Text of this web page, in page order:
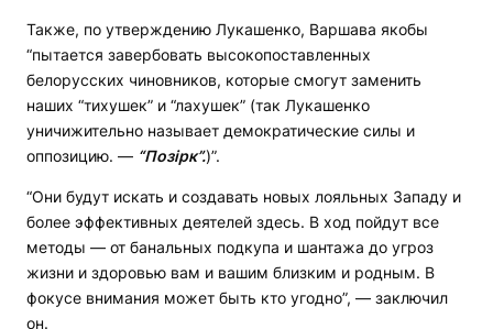
Также, по утверждению Лукашенко, Варшава якобы
“пытается завербовать высокопоставленных
белорусских чиновников, которые смогут заменить
наших “тихушек” и “лахушек” (так Лукашенко
уничижительно называет демократические силы и
оппозицию. — “Позірк”.)”.
“Они будут искать и создавать новых лояльных Западу и
более эффективных деятелей здесь. В ход пойдут все
методы — от банальных подкупа и шантажа до угроз
жизни и здоровью вам и вашим близким и родным. В
фокусе внимания может быть кто угодно”, — заключил
он.